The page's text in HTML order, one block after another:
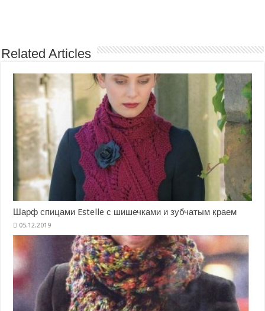
Related Articles
Шарф спицами Estelle с шишечками и зубчатым краем